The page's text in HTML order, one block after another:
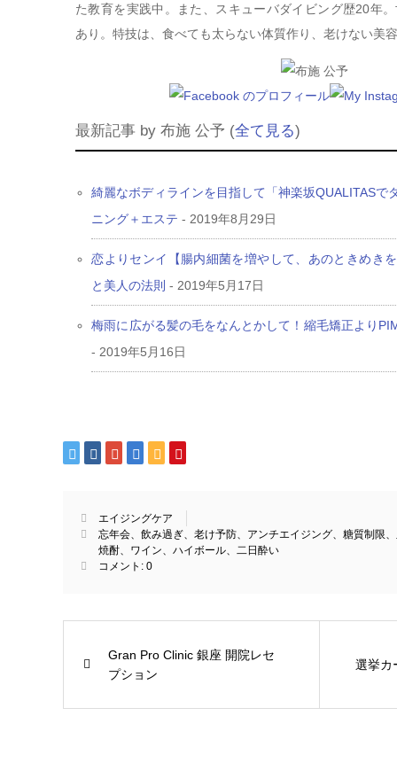
た教育を実践中。また、スキューバダイビング歴20年
あり。特技は、食べても太らない体質作り、老けない美
最新記事 by 布施 公予 (全て見る)
綺麗なボディラインを目指して「神楽坂QUALITASで
ニング＋エステ - 2019年8月29日
恋よりセンイ【腸内細菌を増やして、あのときめき
と美人の法則 - 2019年5月17日
梅雨に広がる髪の毛をなんとかして！縮毛矯正より
- 2019年5月16日
エイジングケア
忘年会、飲み過ぎ、老け予防、アンチエイジング、糖質制限
焼酎、ワイン、ハイボール、二日酔い
コメント:0
Gran Pro Clinic 銀座 開院レセ
プション
選挙カ